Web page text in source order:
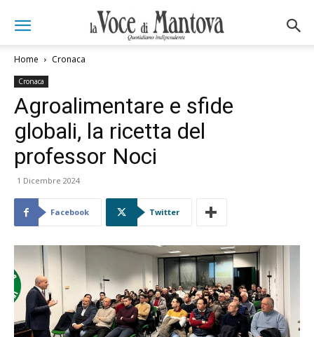
Home Cronaca
Cronaca
Agroalimentare e sfide
globali, la ricetta del
professor Noci
1 Dicembre 2024
Facebook Twitter